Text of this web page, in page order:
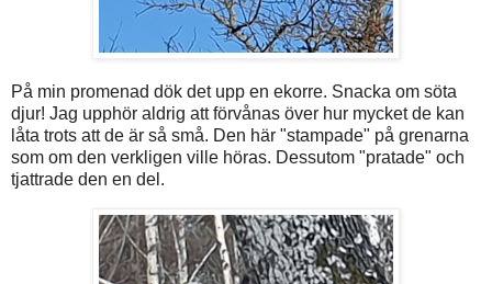
På min promenad dök det upp en ekorre. Snacka om söta
djur! Jag upphör aldrig att förvånas över hur mycket de kan
låta trots att de är så små. Den här "stampade" på grenarna
som om den verkligen ville höras. Dessutom "pratade" och
tjattrade den en del.